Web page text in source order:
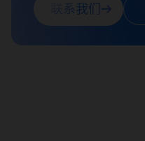
联系我们